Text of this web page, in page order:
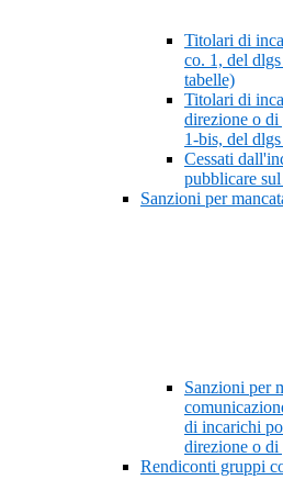
Titolari di
co. 1, del
tabelle)
Titolari di
direzione o
1-bis, del
Cessati
pubblicare
Sanzioni per
Sanzioni per
di incarichi
direzione o di
Rendiconti gruppi